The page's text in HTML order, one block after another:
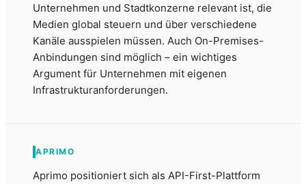
Unternehmen und Stadtkonzerne relevant ist, die
Medien global steuern und über verschiedene
Kanäle ausspielen müssen. Auch On-Premises-
Anbindungen sind möglich – ein wichtiges
Argument für Unternehmen mit eigenen
Infrastrukturanforderungen.
APRIMO
Aprimo positioniert sich als API-First-Plattform